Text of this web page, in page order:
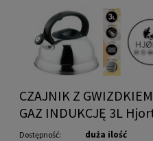
CZAJNIK Z
GAZ INDUKCJĘ 3L
Dostępność: duża ilość